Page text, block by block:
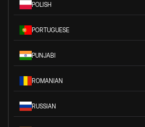
POLISH
PORTUGUESE
PUNJABI
ROMANIAN
RUSSIAN